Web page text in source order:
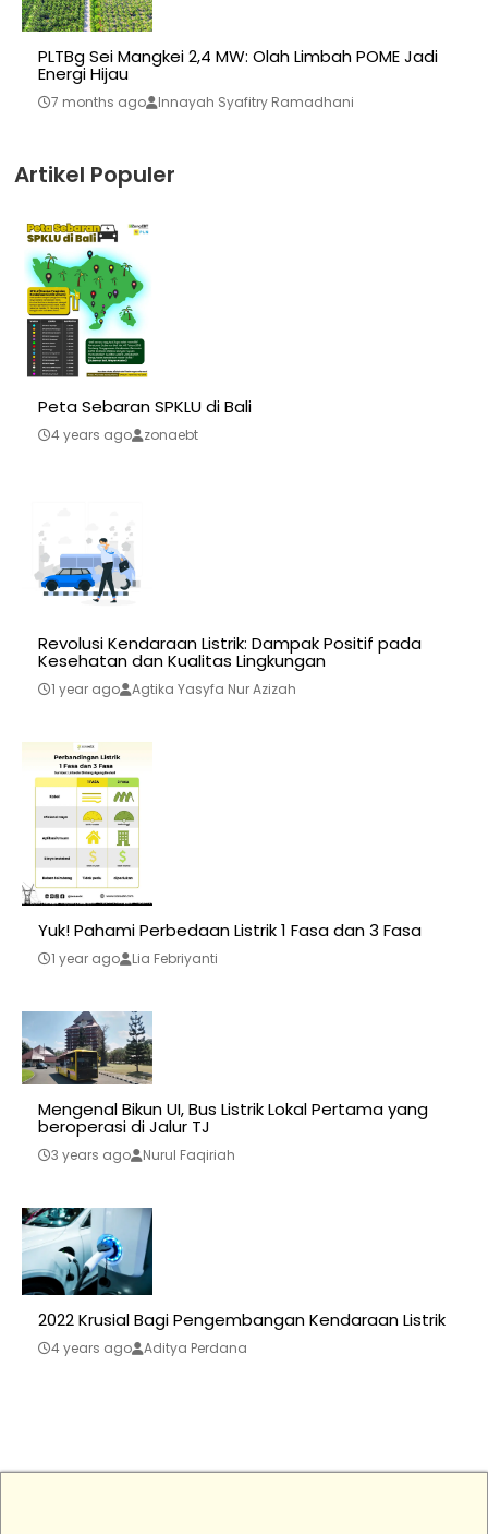
PLTBg Sei Mangkei 2,4 MW: Olah Limbah POME Jadi
Energi Hijau
7 months ago Innayah Syafitry Ramadhani
Artikel Populer
Peta Sebaran SPKLU di Bali
4 years ago zonaebt
Revolusi Kendaraan Listrik: Dampak Positif pada
Kesehatan dan Kualitas Lingkungan
1 year ago Agtika Yasyfa Nur Azizah
Yuk! Pahami Perbedaan Listrik 1 Fasa dan 3 Fasa
1 year ago Lia Febriyanti
Mengenal Bikun UI, Bus Listrik Lokal Pertama yang
beroperasi di Jalur TJ
3 years ago Nurul Faqiriah
2022 Krusial Bagi Pengembangan Kendaraan Listrik
4 years ago Aditya Perdana